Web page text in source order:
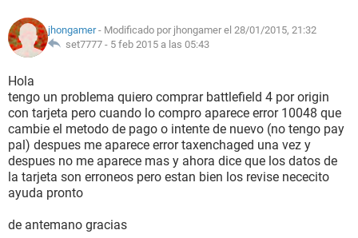
jhongamer- Modificado por jhongamer el 28/01/2015, 21:32
set7777 - 5 feb 2015 a las 05:43
Hola
tengo un problema quiero comprar battlefield 4 por origin
con tarjeta pero cuando lo compro aparece error 10048 que
cambie el metodo de pago o intente de nuevo (no tengo pay
pal) despues me aparece error taxenchaged una vez y
despues no me aparece mas y ahora dice que los datos de
la tarjeta son erroneos pero estan bien los revise nececito
ayuda pronto
de antemano gracias